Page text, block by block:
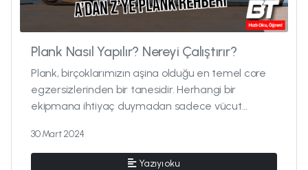
Plank Nasıl Yapılır? Nereyi Çalıştırır?
Plank, birçoklarımızın aşina olduğu en temel core
egzersizlerinden bir tanesidir. Herhangi bir
ekipmana ihtiyaç duymadan sadece vücut
30 Mart 2024
Yazıyı oku